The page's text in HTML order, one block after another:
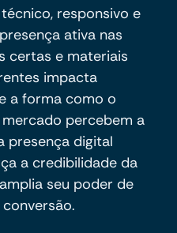
responsivo e
ativa nas
certas e materiais
impacta
a forma como o
percebem a
presença digital
a credibilidade da
seu poder de